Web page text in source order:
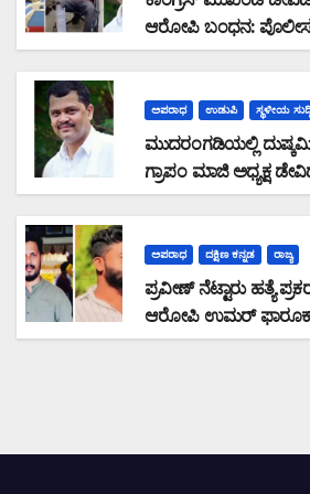
ಆರೋಪಿ ಬಂಧನ:
ಪರಾರಿಯಾಗುತ್ತಿದ್ದ
ಅಪರಾಧ ಉಡುಪಿ ಸ್ಥಳೀಯ
ಮುದರಂಗಡಿಯಲ್ಲಿ
ಗ್ರಾಪಂ ಮಾಜಿ ಅಧ್ಯಕ್ಷ
ಅಪರಾಧ ದಕ್ಷಿಣ ಕನ್ನಡ ರಾಜ್ಯ
ಪ್ರವೀಣ್ ನೆಟ್ಟಾರು ಹತ್ಯೆ
ಆರೋಪಿ ಉಮರ್ ಫಾರೂಕ್
ವಶಕ್ಕೆ